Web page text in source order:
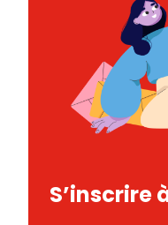
S’inscrire